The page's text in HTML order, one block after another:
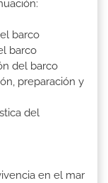
barco
barco
del barco
preparación y
del
en el mar